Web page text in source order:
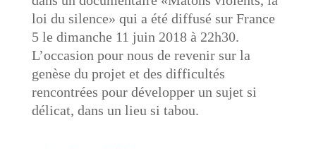
loi du silence» qui a été diffusé sur France
5 le dimanche 11 juin 2018 à 22h30.
L’occasion pour nous de revenir sur la
genèse du projet et des difficultés
rencontrées pour développer un sujet si
délicat, dans un lieu si tabou.